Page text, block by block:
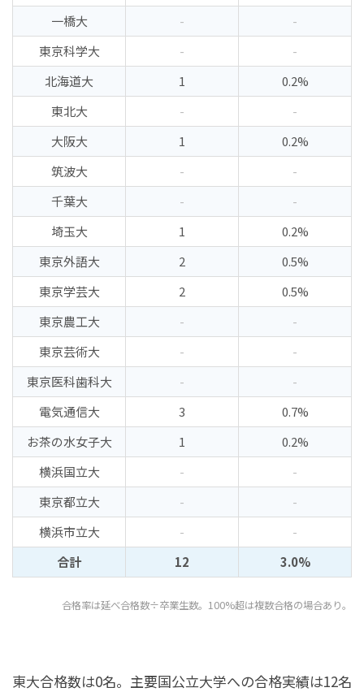
一橋大
-
-
東京科学大
-
-
北海道大
1
0.2%
東北大
-
-
大阪大
1
0.2%
筑波大
-
-
千葉大
-
-
埼玉大
1
0.2%
東京外語大
2
0.5%
東京学芸大
2
0.5%
東京農工大
-
-
東京芸術大
-
-
東京医科歯科大
-
-
電気通信大
3
0.7%
お茶の水女子大
1
0.2%
横浜国立大
-
-
東京都立大
-
-
横浜市立大
-
-
合計
12 3.0%
合格率は延べ合格数÷卒業生数。100%超は複数合格の場合あり。
東大合格数は0名。主要国公立大学への合格実績は12名